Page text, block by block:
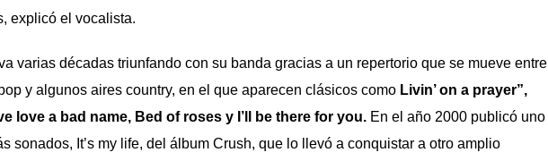
explicó el vocalista.
varias décadas triunfando con su banda gracias a un repertorio que se mueve entre
y algunos aires country, en el que aparecen clásicos como Livin’ on a prayer”,
love a bad name, Bed of roses y I’ll be there for you. En el año 2000 publicó uno
sonados, It’s my life, del álbum Crush, que lo llevó a conquistar a otro amplio